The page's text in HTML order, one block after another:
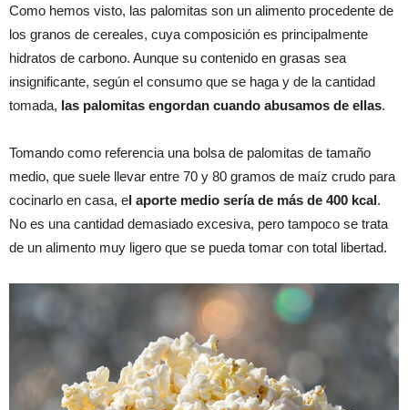
Como hemos visto, las palomitas son un alimento procedente de
los granos de cereales, cuya composición es principalmente
hidratos de carbono. Aunque su contenido en grasas sea
insignificante, según el consumo que se haga y de la cantidad
tomada, las palomitas engordan cuando abusamos de ellas.
Tomando como referencia una bolsa de palomitas de tamaño
medio, que suele llevar entre 70 y 80 gramos de maíz crudo para
cocinarlo en casa, el aporte medio sería de más de 400 kcal.
No es una cantidad demasiado excesiva, pero tampoco se trata
de un alimento muy ligero que se pueda tomar con total libertad.